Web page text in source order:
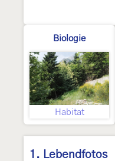
Biologie
Habitat
1. Lebendfotos